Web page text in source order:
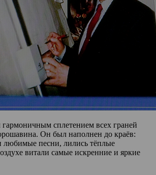
гармоничным сплетением всех граней
Он был наполнен до краёв:
любимые песни, лились тёплые
витали самые искренние и яркие